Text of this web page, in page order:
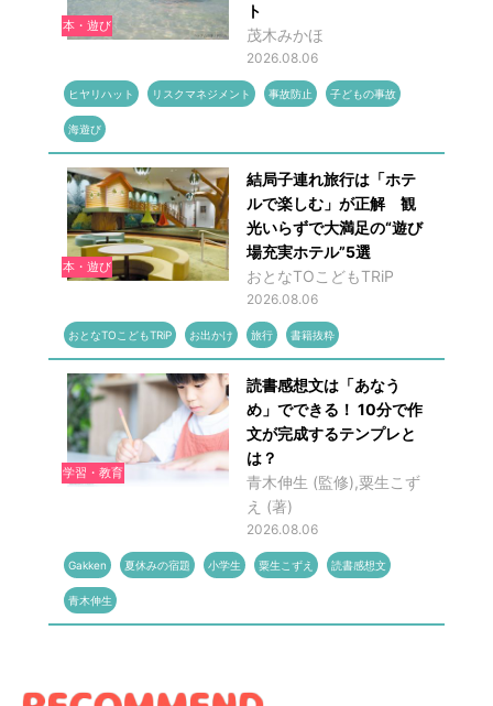
本・遊び
ト
茂木みかほ
2026.08.06
ヒヤリハット リスクマネジメント 事故防止 子どもの事故
海遊び
本・遊び
結局子連れ旅行は「ホテ
ルで楽しむ」が正解 観
光いらずで大満足の“遊び
場充実ホテル”5選
おとなTOこどもTRiP
2026.08.06
おとなTOこどもTRiP お出かけ 旅行 書籍抜粋
学習・教育
読書感想文は「あなう
め」でできる！ 10分で作
文が完成するテンプレと
は？
青木伸生 (監修),粟生こず
え (著)
2026.08.06
Gakken 夏休みの宿題 小学生 粟生こずえ 読書感想文
青木伸生